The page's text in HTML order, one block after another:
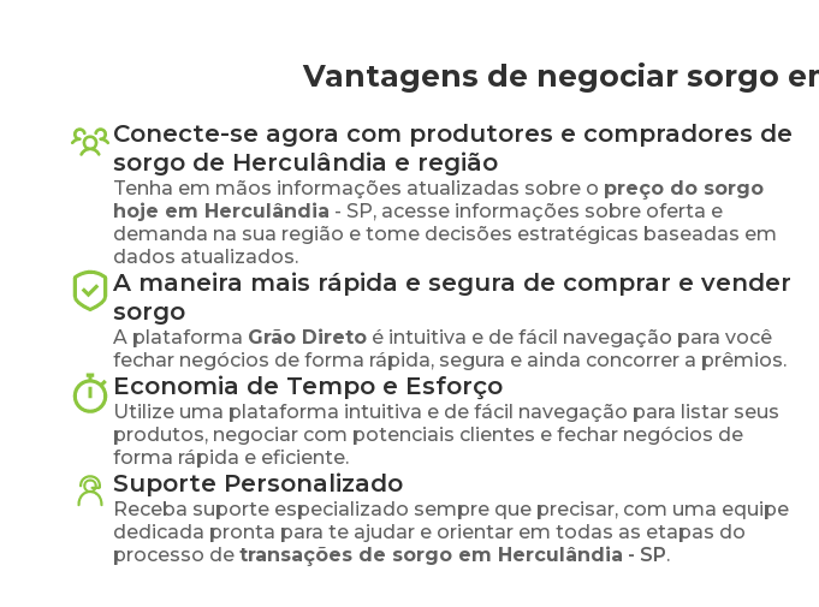
Vantagens de negociar sorgo
Conecte-se agora com produtores e compradores de
sorgo de Herculândia e região
Tenha em mãos informações atualizadas sobre o preço do sorgo
hoje em Herculândia - SP, acesse informações sobre oferta e
demanda na sua região e tome decisões estratégicas baseadas em
dados atualizados.
A maneira mais rápida e segura de comprar e vender
sorgo
A plataforma Grão Direto é intuitiva e de fácil navegação para você
fechar negócios de forma rápida, segura e ainda concorrer a prêmios.
Economia de Tempo e Esforço
Utilize uma plataforma intuitiva e de fácil navegação para listar seus
produtos, negociar com potenciais clientes e fechar negócios de
forma rápida e eficiente.
Suporte Personalizado
Receba suporte especializado sempre que precisar, com uma equipe
dedicada pronta para te ajudar e orientar em todas as etapas do
processo de transações de sorgo em Herculândia - SP.